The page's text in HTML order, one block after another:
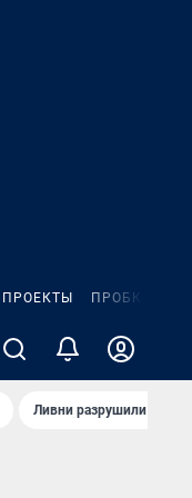
ПРОЕКТЫ ПРОБКИ
Ливни разрушили